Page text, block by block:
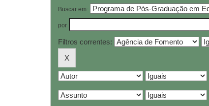
Buscar em:
por
Filtros correntes: